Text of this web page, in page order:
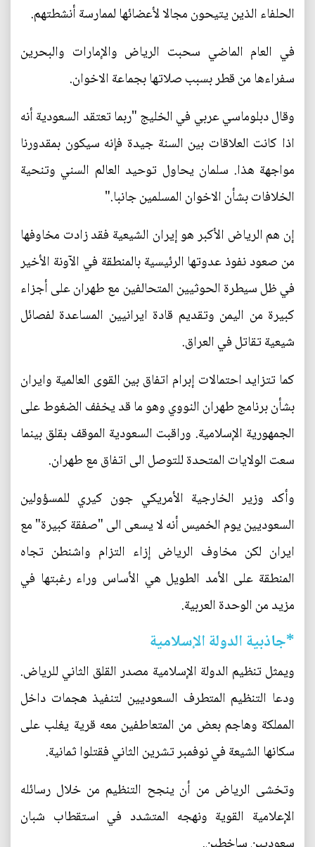
الحلفاء الذين يتيحون مجالا لأعضائها لممارسة أنشطتهم.
في العام الماضي سحبت الرياض والإمارات والبحرين
سفراءها من قطر بسبب صلاتها بجماعة الاخوان.
وقال دبلوماسي عربي في الخليج "ربما تعتقد السعودية أنه
اذا كانت العلاقات بين السنة جيدة فإنه سيكون بمقدورنا
مواجهة هذا. سلمان يحاول توحيد العالم السني وتنحية
الخلافات بشأن الاخوان المسلمين جانبا."
إن هم الرياض الأكبر هو إيران الشيعية فقد زادت مخاوفها
من صعود نفوذ عدوتها الرئيسية بالمنطقة في الآونة الأخير
في ظل سيطرة الحوثيين المتحالفين مع طهران على أجزاء
كبيرة من اليمن وتقديم قادة ايرانيين المساعدة لفصائل
شيعية تقاتل في العراق.
كما تتزايد احتمالات إبرام اتفاق بين القوى العالمية وايران
بشأن برنامج طهران النووي وهو ما قد يخفف الضغوط على
الجمهورية الإسلامية. وراقبت السعودية الموقف بقلق بينما
سعت الولايات المتحدة للتوصل الى اتفاق مع طهران.
وأكد وزير الخارجية الأمريكي جون كيري للمسؤولين
السعوديين يوم الخميس أنه لا يسعى الى "صفقة كبيرة" مع
ايران لكن مخاوف الرياض إزاء التزام واشنطن تجاه
المنطقة على الأمد الطويل هي الأساس وراء رغبتها في
مزيد من الوحدة العربية.
*جاذبية الدولة الإسلامية
ويمثل تنظيم الدولة الإسلامية مصدر القلق الثاني للرياض.
ودعا التنظيم المتطرف السعوديين لتنفيذ هجمات داخل
المملكة وهاجم بعض من المتعاطفين معه قرية يغلب على
سكانها الشيعة في نوفمبر تشرين الثاني فقتلوا ثمانية.
وتخشى الرياض من أن ينجح التنظيم من خلال رسائله
الإعلامية القوية ونهجه المتشدد في استقطاب شبان